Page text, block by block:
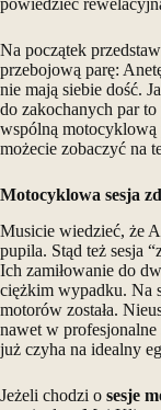
powiedzieć
Na początek
przebojową parę:
nie mają siebie dość.
do zakochanych par
wspólną motocyklową
możecie zobaczyć na
Motocyklowa sesja
Musicie wiedzieć, że
pupila. Stąd też sesja
Ich zamiłowanie do
ciężkim wypadku. Na
motorów została.
nawet w
już czyha na idealny
Jeżeli chodzi o sesje